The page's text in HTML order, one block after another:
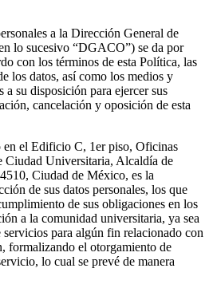
a la Dirección General de
lo sucesivo “DGACO”) se da por
con los términos de esta Política, las
los datos, así como los medios y
su disposición para ejercer sus
cancelación y oposición de esta
el Edificio C, 1er piso, Oficinas
Ciudad Universitaria, Alcaldía de
Ciudad de México, es la
de sus datos personales, los que
de sus obligaciones en los
a la comunidad universitaria, ya sea
para algún fin relacionado con
formalizando el otorgamiento de
lo cual se prevé de manera